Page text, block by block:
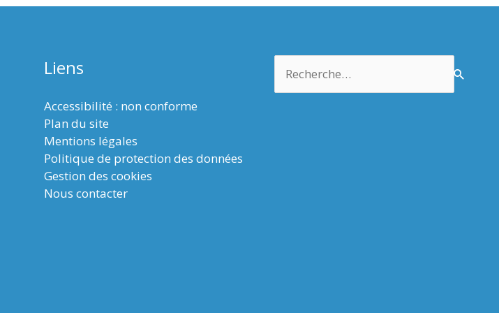
Liens
Accessibilité : non conforme
Plan du site
Mentions légales
Politique de protection des données
Gestion des cookies
Nous contacter